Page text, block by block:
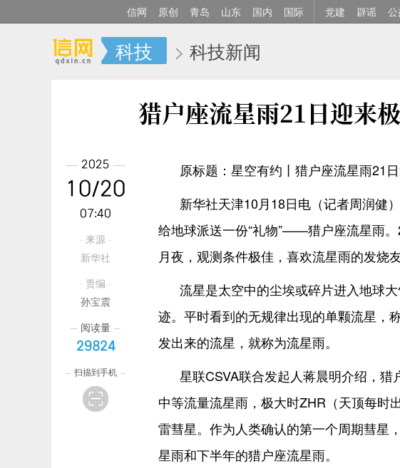
信网 原创 青岛 山东 国内 国际 党建 辟谣 公
科技 > 科技新闻
猎户座流星雨21日迎来
原标题：星空有约丨猎户座流星雨21
新华社天津10月18日电（记者周润健
给地球派送一份“礼物”——猎户座流星雨
月夜，观测条件极佳，喜欢流星雨的发烧
流星是太空中的尘埃或碎片进入地球
迹。平时看到的无规律出现的单颗流星，
发出来的流星，就称为流星雨。
星联CSVA联合发起人蒋晨明介绍，
中等流量流星雨，极大时ZHR（天顶每时
雷彗星。作为人类确认的第一个周期彗星
星雨和下半年的猎户座流星雨。
2025
10/20
07:40
· 来源 ·
新华社
· 责编 ·
孙宝震
阅读量
29824
扫描到手机